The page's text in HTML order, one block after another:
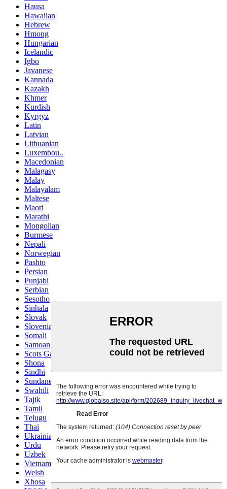
Hausa
Hawaiian
Hebrew
Hmong
Hungarian
Icelandic
Igbo
Javanese
Kannada
Kazakh
Khmer
Kurdish
Kyrgyz
Latin
Latvian
Lithuanian
Luxembou..
Macedonian
Malagasy
Malay
Malayalam
Maltese
Maori
Marathi
Mongolian
Burmese
Nepali
Norwegian
Pashto
Persian
Punjabi
Serbian
Sesotho
Sinhala
Slovak
Slovenian
Somali
Samoan
Scots Gaelic
Shona
Sindhi
Sundanese
Swahili
Tajik
Tamil
Telugu
Thai
Ukrainian
Urdu
Uzbek
Vietnamese
Welsh
Xhosa